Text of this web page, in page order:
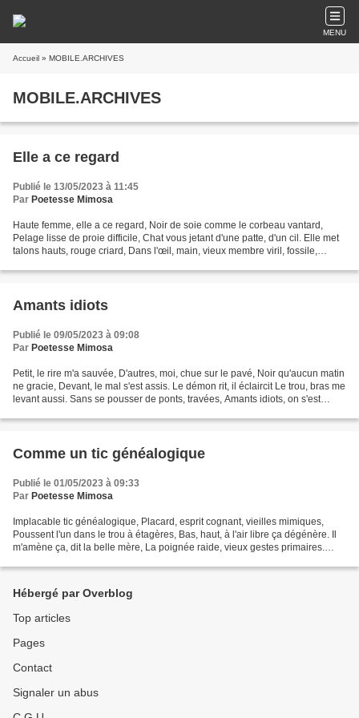
MENU
Accueil » MOBILE.ARCHIVES
MOBILE.ARCHIVES
Elle a ce regard
Publié le 13/05/2023 à 11:45
Par Poetesse Mimosa
Haute femme, elle a ce regard, Noir de soie comme le corbeau vantard,
Pelage lisse de proie difficile, Chat vous jetant d'une patte, d'un cil. Elle met
talons hauts, rouge criard, Dans l'œil, main, vieux membre viril, fossile,
Amants idiots
Publié le 09/05/2023 à 09:08
Par Poetesse Mimosa
Petit, le rire m'a sauvée, D'autres, moi, chue sur le pavé, Noir qu'aucun matin
ne gracie, Devant, le mal s'est assis. Le démon rit, il éclaircit Le trou, bras me
levant aussi. Sans se pousser de ponts, travées, Amants idiots, on s'est
Comme un tic généalogique
Publié le 01/05/2023 à 09:33
Par Poetesse Mimosa
Implacable tic généalogique, Placard, esprit cognant, vieilles mimiques,
Poussent l'un dans le trou à étagères, Bas, haut, à l'air libre ça dégénère. Il
m'amène ça, dit la belle mère, La poignée raide, vieux gestes primaires.
Hébergé par Overblog
Top articles
Pages
Contact
Signaler un abus